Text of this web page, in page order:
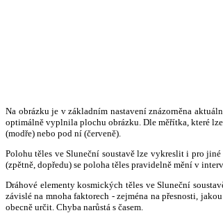
Na obrázku je v základním nastavení znázorněna
optimálně vyplnila plochu obrázku. Dle měřítka, které
(modře) nebo pod ní (červeně).
Polohu těles ve Sluneční soustavě lze vykreslit i pro
(zpětně, dopředu) se poloha těles pravidelně mění v
Dráhové elementy kosmických těles ve Sluneční
závislé na mnoha faktorech - zejména na přesnosti,
obecně určit. Chyba narůstá s časem.